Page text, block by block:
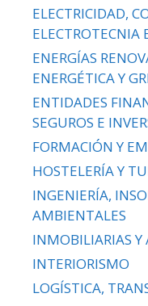
ELECTRICIDAD,
ENERGÍAS
ENERGÉTICA Y
ENTIDADES
SEGUROS E
FORMACIÓN Y
HOSTELERÍA Y
INGENIERÍA,
AMBIENTALES
INMOBILIARIAS Y
INTERIORISMO
LOGÍSTICA,